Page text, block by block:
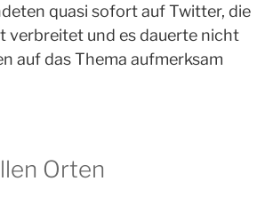
quasi sofort auf Twitter, die
verbreitet und es dauerte nicht
auf das Thema aufmerksam
Orten